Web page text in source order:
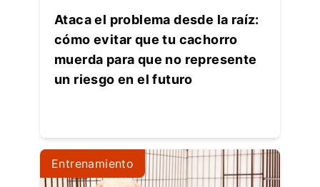
Ataca el problema desde la raíz:
cómo evitar que tu cachorro
muerda para que no represente
un riesgo en el futuro
Entrenamiento